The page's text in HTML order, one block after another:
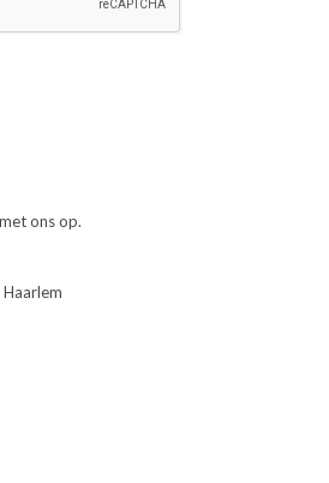
ons op.